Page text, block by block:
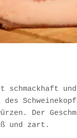
schmackhaft
des
Der
und zart.